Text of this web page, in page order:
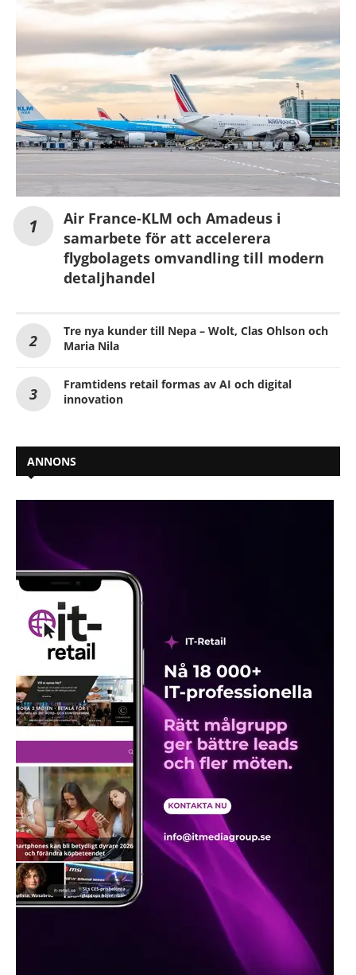
Air France-KLM och Amadeus i
samarbete för att accelerera
flygbolagets omvandling till modern
detaljhandel
Tre nya kunder till Nepa – Wolt, Clas Ohlson och
Maria Nila
Framtidens retail formas av AI och digital
innovation
ANNONS